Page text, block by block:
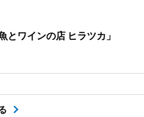
とワインの店 ヒラツカ」